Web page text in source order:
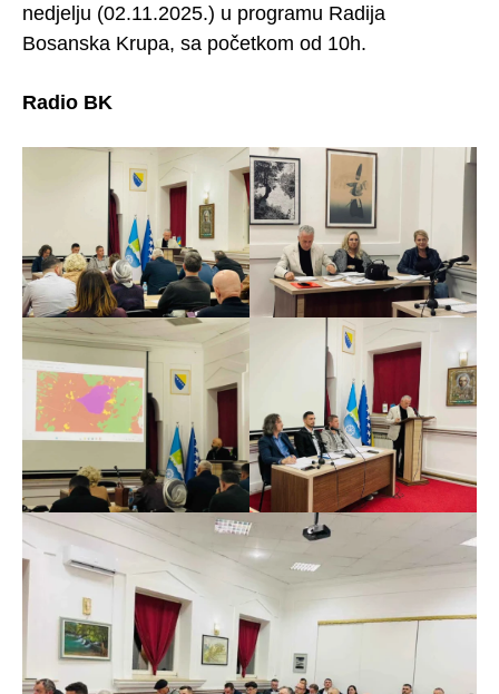
nedjelju (02.11.2025.) u programu Radija
Bosanska Krupa, sa početkom od 10h.
Radio BK